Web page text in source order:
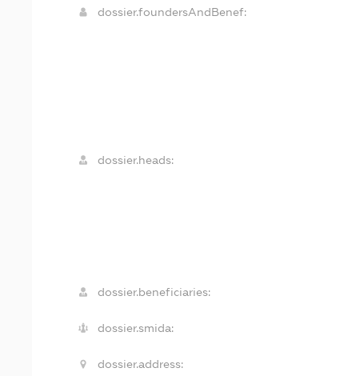
dossier.foundersAndBenef:
dossier.heads:
dossier.beneficiaries:
dossier.smida:
dossier.address: